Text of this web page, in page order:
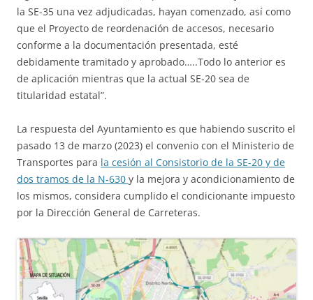
la SE-35 una vez adjudicadas, hayan comenzado, así como
que el Proyecto de reordenación de accesos, necesario
conforme a la documentación presentada, esté
debidamente tramitado y aprobado…..Todo lo anterior es
de aplicación mientras que la actual SE-20 sea de
titularidad estatal”.
La respuesta del Ayuntamiento es que habiendo suscrito el
pasado 13 de marzo (2023) el convenio con el Ministerio de
Transportes para la cesión al Consistorio de la SE-20 y de
dos tramos de la N-630 y la mejora y acondicionamiento de
los mismos, considera cumplido el condicionante impuesto
por la Dirección General de Carreteras.